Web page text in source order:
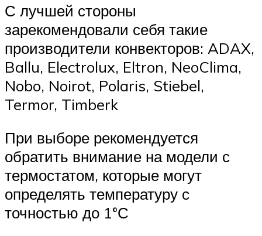
С лучшей стороны
зарекомендовали себя такие
производители конвекторов: ADAX,
Ballu, Electrolux, Eltron, NeoClima,
Nobo, Noirot, Polaris, Stiebel,
Termor, Timberk
При выборе рекомендуется
обратить внимание на модели с
термостатом, которые могут
определять температуру с
точностью до 1°С